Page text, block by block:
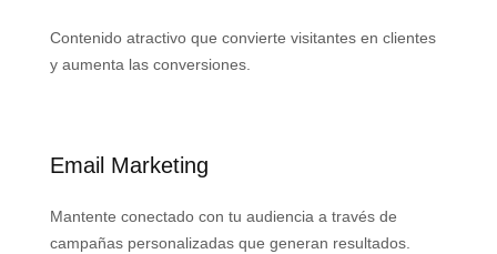
Contenido atractivo que convierte visitantes en clientes
y aumenta las conversiones.
Email Marketing
Mantente conectado con tu audiencia a través de
campañas personalizadas que generan resultados.